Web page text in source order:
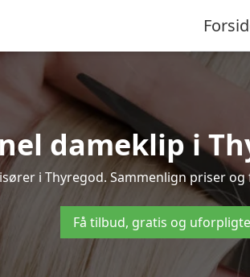
dameklip i
i Thyregod. Sammenlign priser
Få tilbud, gratis og